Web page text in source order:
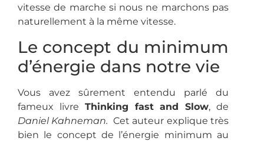
vitesse de marche si nous ne marchons pas
naturellement à la même vitesse.
Le concept du minimum
d’énergie dans notre vie
Vous avez sûrement entendu parlé du
fameux livre Thinking fast and Slow, de
Daniel Kahneman. Cet auteur explique très
bien le concept de l’énergie minimum au